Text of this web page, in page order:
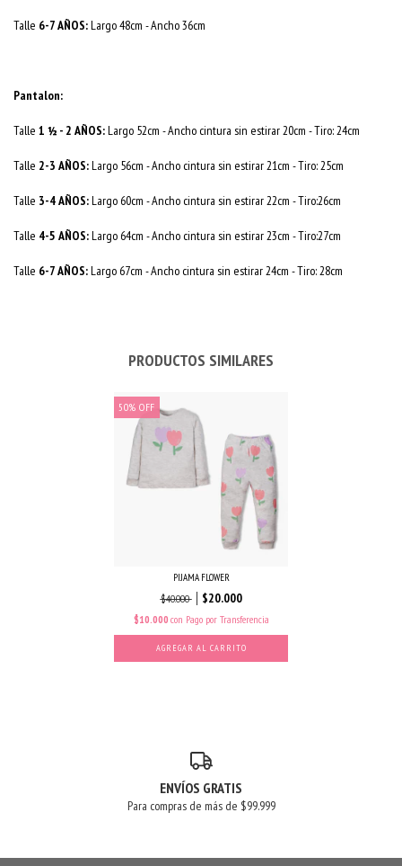
Talle 6-7 AÑOS:Largo 48cm - Ancho 36cm
Pantalon:
Talle 1 ½ - 2 AÑOS:Largo 52cm - Ancho cintura sin estirar 20cm - Tiro: 24cm
Talle 2-3 AÑOS:Largo 56cm - Ancho cintura sin estirar 21cm - Tiro: 25cm
Talle 3-4 AÑOS:Largo 60cm - Ancho cintura sin estirar 22cm - Tiro:26cm
Talle 4-5 AÑOS:Largo 64cm - Ancho cintura sin estirar 23cm - Tiro:27cm
Talle 6-7 AÑOS:Largo 67cm - Ancho cintura sin estirar 24cm - Tiro: 28cm
PRODUCTOS SIMILARES
50% OFF
PIJAMA FLOWER
$40.000 $20.000
$10.000 con Pago por Transferencia
AGREGAR AL CARRITO
ENVÍOS GRATIS
Para compras de más de $99.999